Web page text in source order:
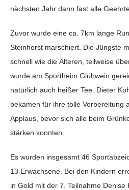
nächsten Jahr dann fast alle
Zuvor wurde eine ca. 7km lange
Steinhorst marschiert. Die Jüngste
schnell wie die Älteren, teilweise
wurde am Sportheim Glühwein
natürlich auch heißer Tee. Dieter
bekamen für ihre tolle Vorbereitung
Applaus, bevor sich alle beim
stärken konnten.
Es wurden insgesamt 46
13 Erwachsene. Bei den Kindern
in Gold mit der 7. Teilnahme Denise